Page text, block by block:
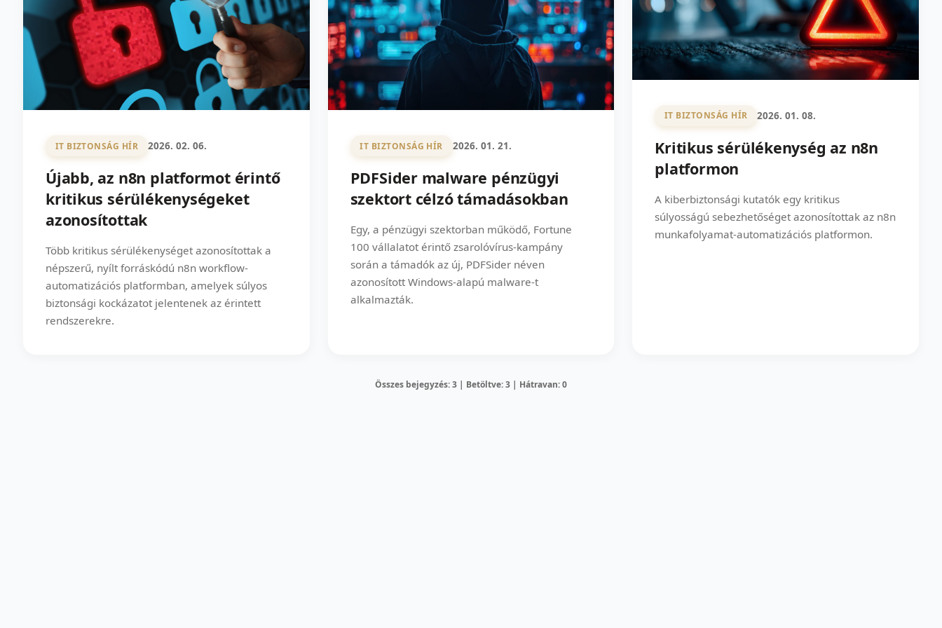
IT BIZTONSÁG HÍR 2026. 02. 06.
Újabb, az n8n platformot érintő
kritikus sérülékenységeket
azonosítottak
Több kritikus sérülékenységet azonosítottak a
népszerű, nyílt forráskódú n8n workflow-
automatizációs platformban, amelyek súlyos
biztonsági kockázatot jelentenek az érintett
rendszerekre.
IT BIZTONSÁG HÍR 2026. 01. 21.
PDFSider malware pénzügyi
szektort célzó támadásokban
Egy, a pénzügyi szektorban működő, Fortune
100 vállalatot érintő zsarolóvírus-kampány
során a támadók az új, PDFSider néven
azonosított Windows-alapú malware-t
alkalmazták.
IT BIZTONSÁG HÍR 2026. 01. 08.
Kritikus sérülékenység az n8n
platformon
A kiberbiztonsági kutatók egy kritikus
súlyosságú sebezhetőséget azonosítottak az n8n
munkafolyamat-automatizációs platformon.
Összes bejegyzés: 3 | Betöltve: 3 | Hátravan: 0